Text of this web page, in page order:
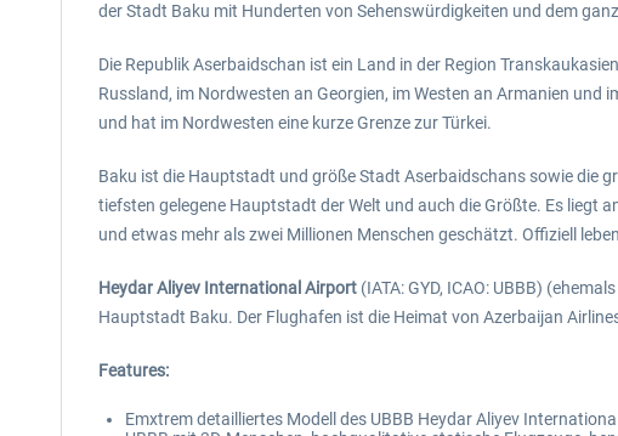
der Stadt Baku mit Hunderten von Sehenswürdigkeiten und dem
Die Republik Aserbaidschan ist ein Land in der Region
Russland, im Nordwesten an Georgien, im Westen an Armanien und
und hat im Nordwesten eine kurze Grenze zur Türkei.
Baku ist die Hauptstadt und größe Stadt Aserbaidschans sowie die
tiefsten gelegene Hauptstadt der Welt und auch die Größte. Es liegt
und etwas mehr als zwei Millionen Menschen geschätzt. Offiziell
Heydar Aliyev International Airport (IATA: GYD, ICAO: UBBB)
Hauptstadt Baku. Der Flughafen ist die Heimat von Azerbaijan
Features:
Emxtrem detailliertes Modell des UBBB Heydar Aliyev